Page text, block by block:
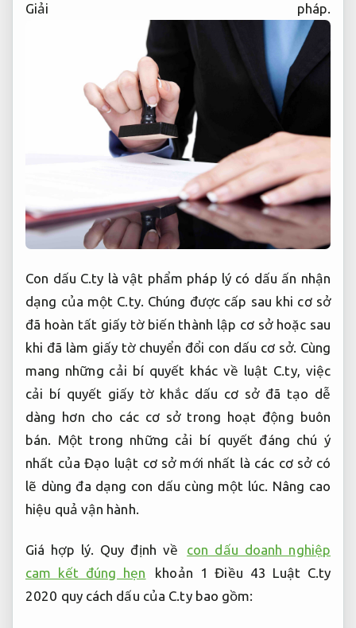
Giải pháp.
Con dấu C.ty là vật phẩm pháp lý có dấu ấn nhận
dạng của một C.ty. Chúng được cấp sau khi cơ sở
đã hoàn tất giấy tờ biến thành lập cơ sở hoặc sau
khi đã làm giấy tờ chuyển đổi con dấu cơ sở. Cùng
mang những cải bí quyết khác về luật C.ty, việc
cải bí quyết giấy tờ khắc dấu cơ sở đã tạo dễ
dàng hơn cho các cơ sở trong hoạt động buôn
bán. Một trong những cải bí quyết đáng chú ý
nhất của Đạo luật cơ sở mới nhất là các cơ sở có
lẽ dùng đa dạng con dấu cùng một lúc. Nâng cao
hiệu quả vận hành.
Giá hợp lý. Quy định về
con dấu doanh nghiệp
cam kết đúng hẹn
khoản 1 Điều 43 Luật C.ty
2020 quy cách dấu của C.ty bao gồm: